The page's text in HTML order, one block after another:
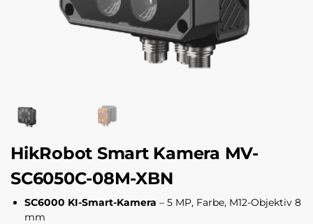
HikRobot Smart Kamera MV-
SC6050C-08M-XBN
SC6000 KI-Smart-Kamera – 5 MP, Farbe, M12-Objektiv 8
mm